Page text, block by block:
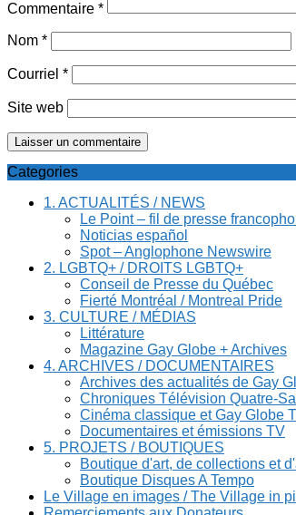
Commentaire *
Nom *
Courriel *
Site web
Categories
1. ACTUALITÉS / NEWS
Le Point – fil de presse
Noticias español
Spot – Anglophone Newswire
2. LGBTQ+ / DROITS LGBTQ+
Conseil de Presse du Québec
Fierté Montréal / Montreal Pride
3. CULTURE / MÉDIAS
Littérature
Magazine Gay Globe + Archives
4. ARCHIVES / DOCUMENTAIRES
Archives des actualités de Gay
Chroniques Télévision Quatre-
Cinéma classique et Gay Globe
Documentaires et émissions TV
5. PROJETS / BOUTIQUES
Boutique d'art, de collections et
Boutique Disques A Tempo
Le Village en images / The Village in